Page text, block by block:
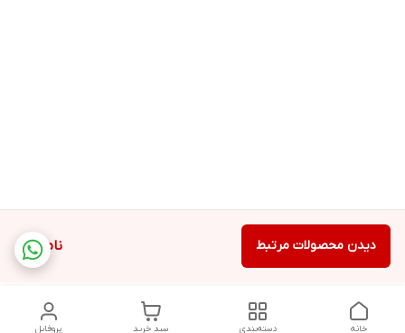
ناموجود دیدن محصولات مرتبط
پروفایل سبد خرید دسته‌بندی خانه